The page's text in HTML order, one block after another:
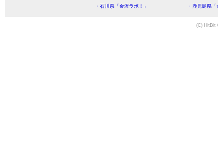
・石川県「金沢ラボ！」
・鹿児島県
(C) HitBit